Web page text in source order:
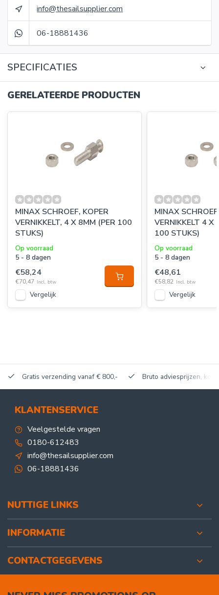
info@thesailsupplier.com
06-18881436
SPECIFICATIES
GERELATEERDE PRODUCTEN
MINAX SCHROEF, KOPER
VERNIKKELT, 4 X 8MM (PER 100
STUKS)
Op voorraad
5 - 8 dagen
€58,24
€70,47 Incl. btw
Vergelijk
MINAX
VERNIKKELT 4 X 12
100 STUKS)
Op voorraad
5 - 8 dagen
€48,61
€58,82 Incl. btw
Vergelijk
Gratis verzending vanaf € 800,- Bruto adviesprijzen,
KLANTENSERVICE
Veelgestelde vragen
0180-612483
info@thesailsupplier.com
06-18881436
NUTTIGE LINKS
INFORMATIE
CONTACTGEGEVENS